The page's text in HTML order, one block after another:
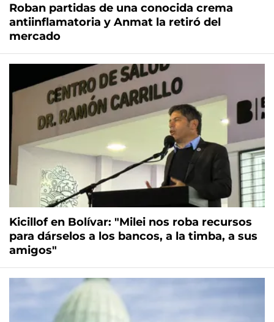
Roban partidas de una conocida crema
antiinflamatoria y Anmat la retiró del
mercado
Kicillof en Bolívar: "Milei nos roba recursos
para dárselos a los bancos, a la timba, a sus
amigos"